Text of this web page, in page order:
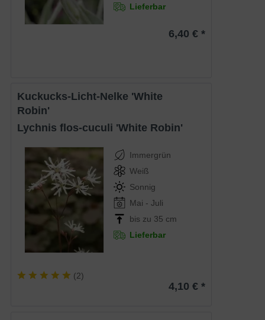
Lieferbar
6,40 € *
Kuckucks-Licht-Nelke 'White
Robin'
Lychnis flos-cuculi 'White Robin'
Immergrün
Weiß
Sonnig
Mai - Juli
bis zu 35 cm
Lieferbar
(2)
4,10 € *